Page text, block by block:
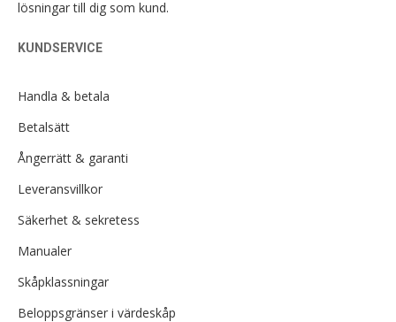
lösningar till dig som kund.
KUNDSERVICE
Handla & betala
Betalsätt
Ångerrätt & garanti
Leveransvillkor
Säkerhet & sekretess
Manualer
Skåpklassningar
Beloppsgränser i värdeskåp